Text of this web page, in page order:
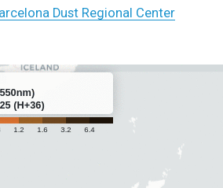
Dust Regional Center